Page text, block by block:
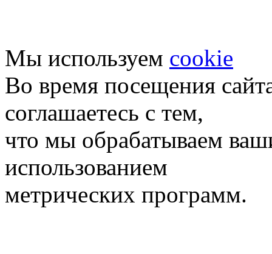
Мы используем cookie
Во время посещения
соглашаетесь с тем,
что мы обрабатываем
использованием
метрических программ.